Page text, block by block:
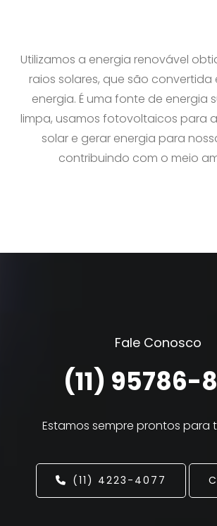
Utilizamos a energia renovável
raios solares, que são convertida
energia. É uma fonte de energia
limpa, usamos fotovoltaicos para
solar e gerar energia para
contribuindo com o meio
Fale Conosco
(11) 95786-
Estamos sempre prontos para
(11) 4223-4077